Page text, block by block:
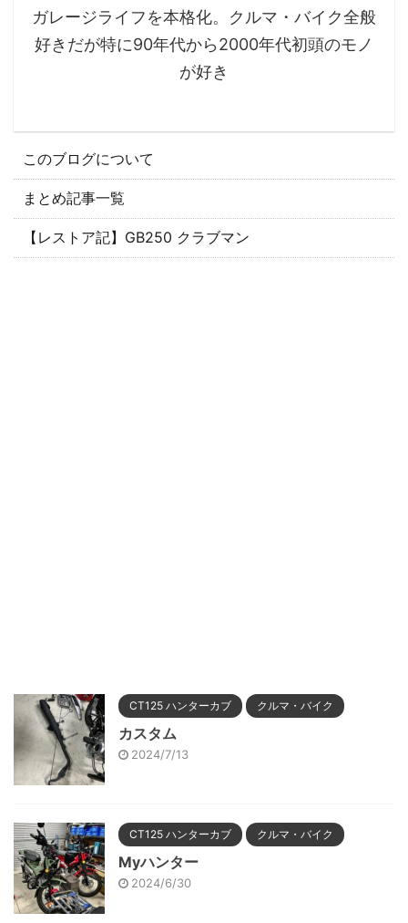
ガレージライフを本格化。クルマ・バイク全般
好きだが特に90年代から2000年代初頭のモノ
が好き
このブログについて
まとめ記事一覧
【レストア記】GB250 クラブマン
CT125 ハンターカブ クルマ・バイク
カスタム
2024/7/13
CT125 ハンターカブ クルマ・バイク
Myハンター
2024/6/30